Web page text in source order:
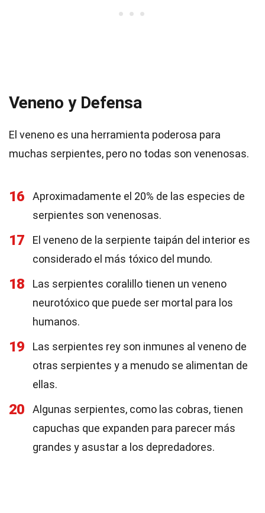
Veneno y Defensa
El veneno es una herramienta poderosa para
muchas serpientes, pero no todas son venenosas.
16
Aproximadamente el 20% de las especies de
serpientes son venenosas.
17
El veneno de la serpiente taipán del interior es
considerado el más tóxico del mundo.
18
Las serpientes coralillo tienen un veneno
neurotóxico que puede ser mortal para los
humanos.
19
Las serpientes rey son inmunes al veneno de
otras serpientes y a menudo se alimentan de
ellas.
20
Algunas serpientes, como las cobras, tienen
capuchas que expanden para parecer más
grandes y asustar a los depredadores.